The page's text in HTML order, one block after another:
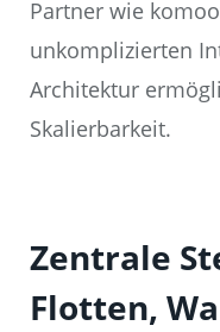
Partner wie
unkomplizierten
Architektur
Skalierbarkeit.
Zentrale
Flotten,